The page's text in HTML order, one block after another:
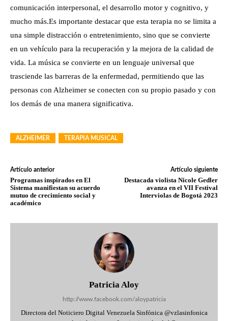
comunicación interpersonal, el desarrollo motor y cognitivo, y
mucho más.Es importante destacar que esta terapia no se limita a
una simple distracción o entretenimiento, sino que se convierte
en un vehículo para la recuperación y la mejora de la calidad de
vida. La música se convierte en un lenguaje universal que
trasciende las barreras de la enfermedad, permitiendo que las
personas con Alzheimer se conecten con su propio pasado y con
los demás de una manera significativa.
ALZHEIMER TERAPIA MUSICAL
Artículo anterior
Programas inspirados en El
Sistema manifiestan su acuerdo
mutuo de crecimiento social y
académico
Artículo siguiente
Destacada violista Nicole Gedler
avanza en el VII Festival
Interviolas de Bogotá 2023
Patricia Aloy
http://www.facebook.com/aloypatricia
Directora del Noticiero Digital Venezuela Sinfónica @vzlasinfonica